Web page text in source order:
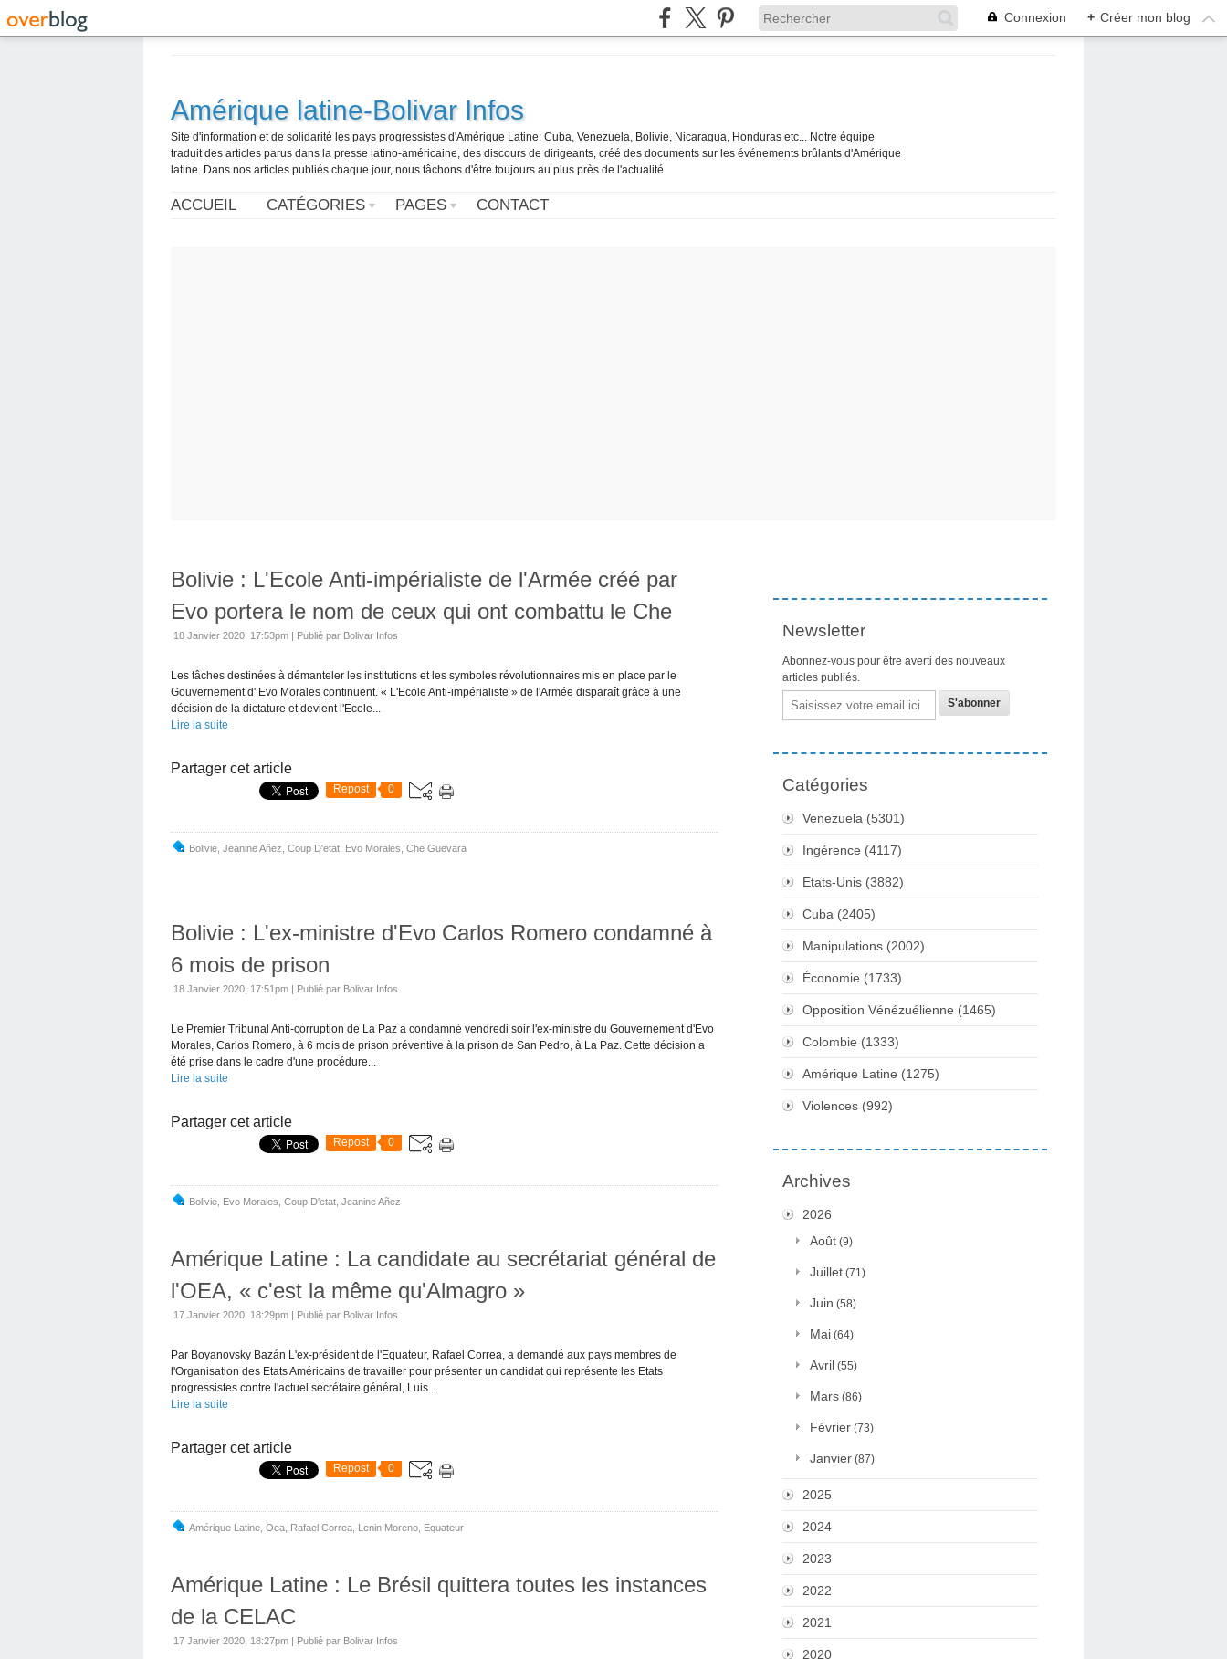
Connexion + Créer mon blog
Amérique latine-Bolivar Infos
Site d'information et de solidarité les pays progressistes d'Amérique Latine: Cuba, Venezuela, Bolivie, Nicaragua, Honduras etc... Notre équipe
traduit des articles parus dans la presse latino-américaine, des discours de dirigeants, créé des documents sur les événements brûlants d'Amérique
latine. Dans nos articles publiés chaque jour, nous tâchons d'être toujours au plus près de l'actualité
ACCUEIL CATÉGORIES PAGES CONTACT
Bolivie : L'Ecole Anti-impérialiste de l'Armée créé par
Evo portera le nom de ceux qui ont combattu le Che
18 Janvier 2020, 17:53pm | Publié par Bolivar Infos
Les tâches destinées à démanteler les institutions et les symboles révolutionnaires mis en place par le
Gouvernement d' Evo Morales continuent. « L'Ecole Anti-impérialiste » de l'Armée disparaît grâce à une
décision de la dictature et devient l'Ecole...
Lire la suite
Partager cet article
Repost 0
Bolivie Jeanine Añez Coup D'etat Evo Morales Che Guevara
Bolivie : L'ex-ministre d'Evo Carlos Romero condamné à
6 mois de prison
18 Janvier 2020, 17:51pm | Publié par Bolivar Infos
Le Premier Tribunal Anti-corruption de La Paz a condamné vendredi soir l'ex-ministre du Gouvernement d'Evo
Morales, Carlos Romero, à 6 mois de prison préventive à la prison de San Pedro, à La Paz. Cette décision a
été prise dans le cadre d'une procédure...
Lire la suite
Partager cet article
Repost 0
Bolivie Evo Morales Coup D'etat Jeanine Añez
Amérique Latine : La candidate au secrétariat général de
l'OEA, « c'est la même qu'Almagro »
17 Janvier 2020, 18:29pm | Publié par Bolivar Infos
Par Boyanovsky Bazán L'ex-président de l'Equateur, Rafael Correa, a demandé aux pays membres de
l'Organisation des Etats Américains de travailler pour présenter un candidat qui représente les Etats
progressistes contre l'actuel secrétaire général, Luis...
Lire la suite
Partager cet article
Repost 0
Amérique Latine Oea Rafael Correa Lenin Moreno Equateur
Amérique Latine : Le Brésil quittera toutes les instances
de la CELAC
17 Janvier 2020, 18:27pm | Publié par Bolivar Infos
Newsletter
Abonnez-vous pour être averti des nouveaux
articles publiés.
Email
Catégories
Venezuela (5301)
Ingérence (4117)
Etats-Unis (3882)
Cuba (2405)
Manipulations (2002)
Économie (1733)
Opposition Vénézuélienne (1465)
Colombie (1333)
Amérique Latine (1275)
Violences (992)
Archives
2026
Août (9)
Juillet (71)
Juin (58)
Mai (64)
Avril (55)
Mars (86)
Février (73)
Janvier (87)
2025
2024
2023
2022
2021
2020